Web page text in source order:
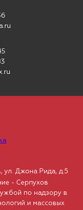
ул. Джона Рида, д.5
- Серпухов
по надзору в
и массовых